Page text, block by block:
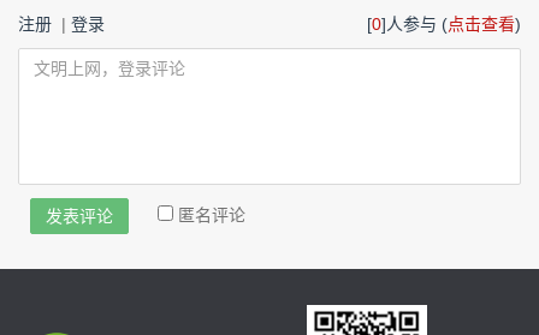
注册 | 登录 [0]人参与 (点击查看)
匿名评论